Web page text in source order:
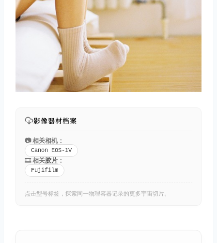
影像器材档案
📷 相关相机：
Canon EOS-1V
🎞️ 相关胶片 ：
Fujifilm
点击型号标签，探索同一物理容器记录的更多宇宙切片。